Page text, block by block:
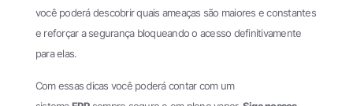
você poderá descobrir quais ameaças são maiores e constantes
e reforçar a segurança bloqueando o acesso definitivamente
para elas.
Com essas dicas você poderá contar com um